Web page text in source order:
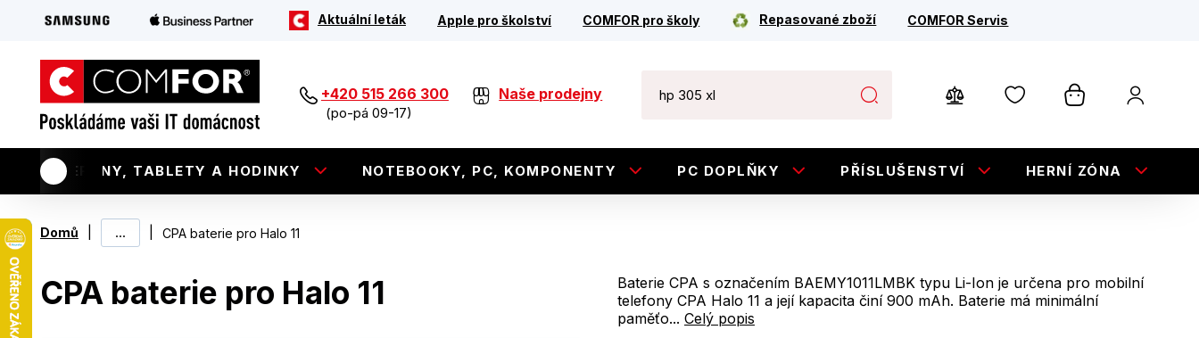
Aktuální leták Apple pro školství COMFOR pro školy Repasované zboží COMFOR Servis
+420 515 266 300
(po-pá 09-17)
Naše prodejny
TELEFONY, TABLETY A HODINKY NOTEBOOKY, PC, KOMPONENTY PC DOPLŇKY PŘÍSLUŠENSTVÍ HERNÍ ZÓNA
Domů ... CPA baterie pro Halo 11
CPA baterie pro Halo 11
Baterie CPA s označením BAEMY1011LMBK typu Li-Ion je určena pro mobilní
telefony CPA Halo 11 a její kapacita činí 900 mAh. Baterie má minimální
paměťo... Celý popis